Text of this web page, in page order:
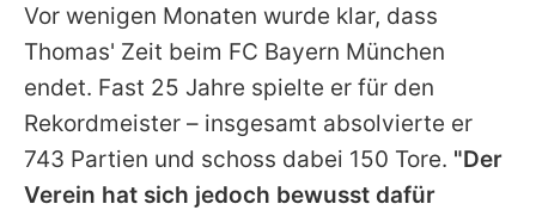
Vor wenigen Monaten wurde klar, dass
Thomas' Zeit beim FC Bayern München
endet. Fast 25 Jahre spielte er für den
Rekordmeister – insgesamt absolvierte er
743 Partien und schoss dabei 150 Tore. "Der
Verein hat sich jedoch bewusst dafür